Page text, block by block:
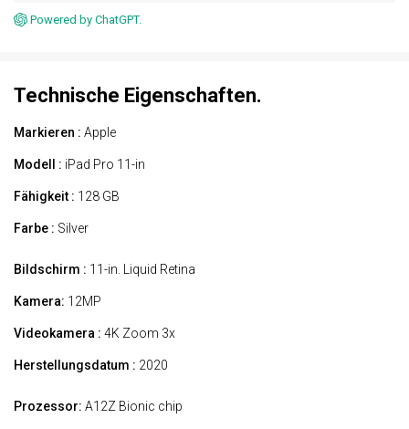
Powered by ChatGPT.
Technische Eigenschaften.
Markieren : Apple
Modell : iPad Pro 11-in
Fähigkeit : 128 GB
Farbe : Silver
Bildschirm : 11-in. Liquid Retina
Kamera: 12MP
Videokamera : 4K Zoom 3x
Herstellungsdatum : 2020
Prozessor: A12Z Bionic chip